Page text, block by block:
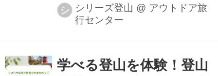
シ シリーズ登山 @ アウトドア旅
行センター
学べる登山を体験！登山